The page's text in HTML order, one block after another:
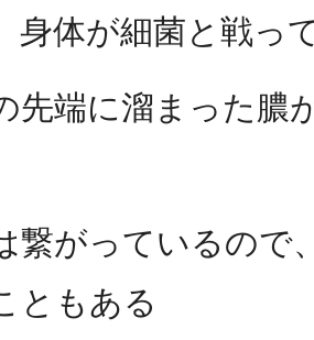
身体が細菌と戦っ
先端に溜まった膿
繋がっているので
ともある